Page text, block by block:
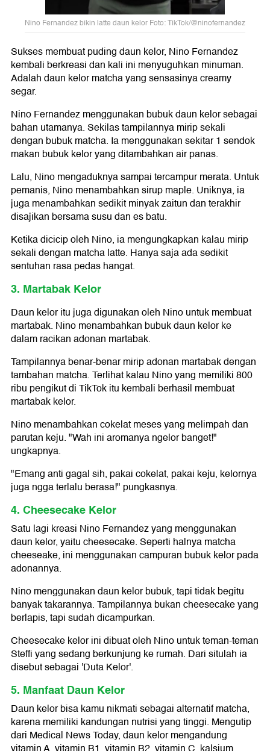
Nino Fernandez bikin latte daun kelor Foto: TikTok/@ninofernandez
Sukses membuat puding daun kelor, Nino Fernandez
kembali berkreasi dan kali ini menyuguhkan minuman.
Adalah daun kelor matcha yang sensasinya creamy
segar.
Nino Fernandez menggunakan bubuk daun kelor sebagai
bahan utamanya. Sekilas tampilannya mirip sekali
dengan bubuk matcha. Ia menggunakan sekitar 1 sendok
makan bubuk kelor yang ditambahkan air panas.
Lalu, Nino mengaduknya sampai tercampur merata. Untuk
pemanis, Nino menambahkan sirup maple. Uniknya, ia
juga menambahkan sedikit minyak zaitun dan terakhir
disajikan bersama susu dan es batu.
Ketika dicicip oleh Nino, ia mengungkapkan kalau mirip
sekali dengan matcha latte. Hanya saja ada sedikit
sentuhan rasa pedas hangat.
3. Martabak Kelor
Daun kelor itu juga digunakan oleh Nino untuk membuat
martabak. Nino menambahkan bubuk daun kelor ke
dalam racikan adonan martabak.
Tampilannya benar-benar mirip adonan martabak dengan
tambahan matcha. Terlihat kalau Nino yang memiliki 800
ribu pengikut di TikTok itu kembali berhasil membuat
martabak kelor.
Nino menambahkan cokelat meses yang melimpah dan
parutan keju. "Wah ini aromanya ngelor banget!"
ungkapnya.
"Emang anti gagal sih, pakai cokelat, pakai keju, kelornya
juga ngga terlalu berasa!" pungkasnya.
4. Cheesecake Kelor
Satu lagi kreasi Nino Fernandez yang menggunakan
daun kelor, yaitu cheesecake. Seperti halnya matcha
cheeseake, ini menggunakan campuran bubuk kelor pada
adonannya.
Nino menggunakan daun kelor bubuk, tapi tidak begitu
banyak takarannya. Tampilannya bukan cheesecake yang
berlapis, tapi sudah dicampurkan.
Cheesecake kelor ini dibuat oleh Nino untuk teman-teman
Steffi yang sedang berkunjung ke rumah. Dari situlah ia
disebut sebagai 'Duta Kelor'.
5. Manfaat Daun Kelor
Daun kelor bisa kamu nikmati sebagai alternatif matcha,
karena memiliki kandungan nutrisi yang tinggi. Mengutip
dari Medical News Today, daun kelor mengandung